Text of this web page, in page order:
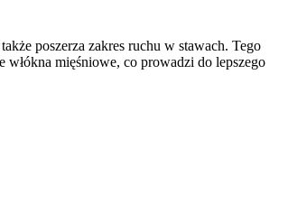
poszerza zakres ruchu w stawach. Tego
mięśniowe, co prowadzi do lepszego